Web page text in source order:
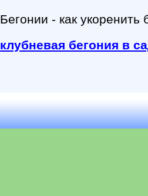
Бегонии - как
клубневая бегония в